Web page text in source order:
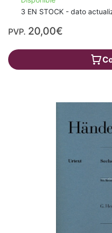
3 EN STOCK - dato
PVP. 20,00€